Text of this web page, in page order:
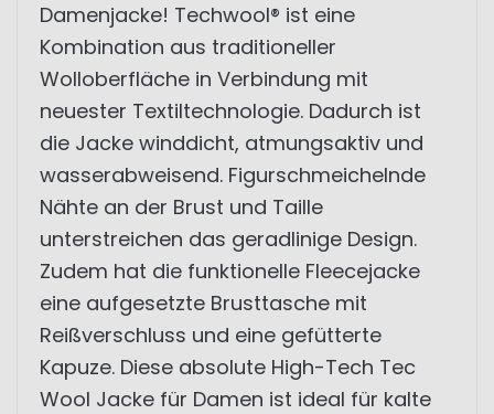
Damenjacke! Techwool® ist eine
Kombination aus traditioneller
Wolloberfläche in Verbindung mit
neuester Textiltechnologie. Dadurch ist
die Jacke winddicht, atmungsaktiv und
wasserabweisend. Figurschmeichelnde
Nähte an der Brust und Taille
unterstreichen das geradlinige Design.
Zudem hat die funktionelle Fleecejacke
eine aufgesetzte Brusttasche mit
Reißverschluss und eine gefütterte
Kapuze. Diese absolute High-Tech Tec
Wool Jacke für Damen ist ideal für kalte